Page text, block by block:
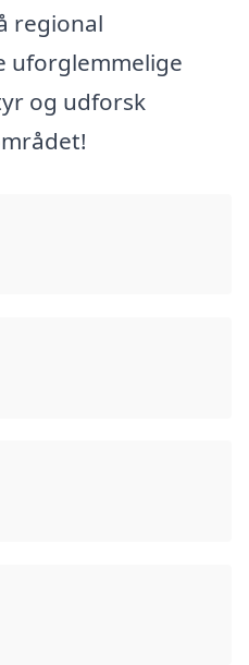
regional
uforglemmelige
og udforsk